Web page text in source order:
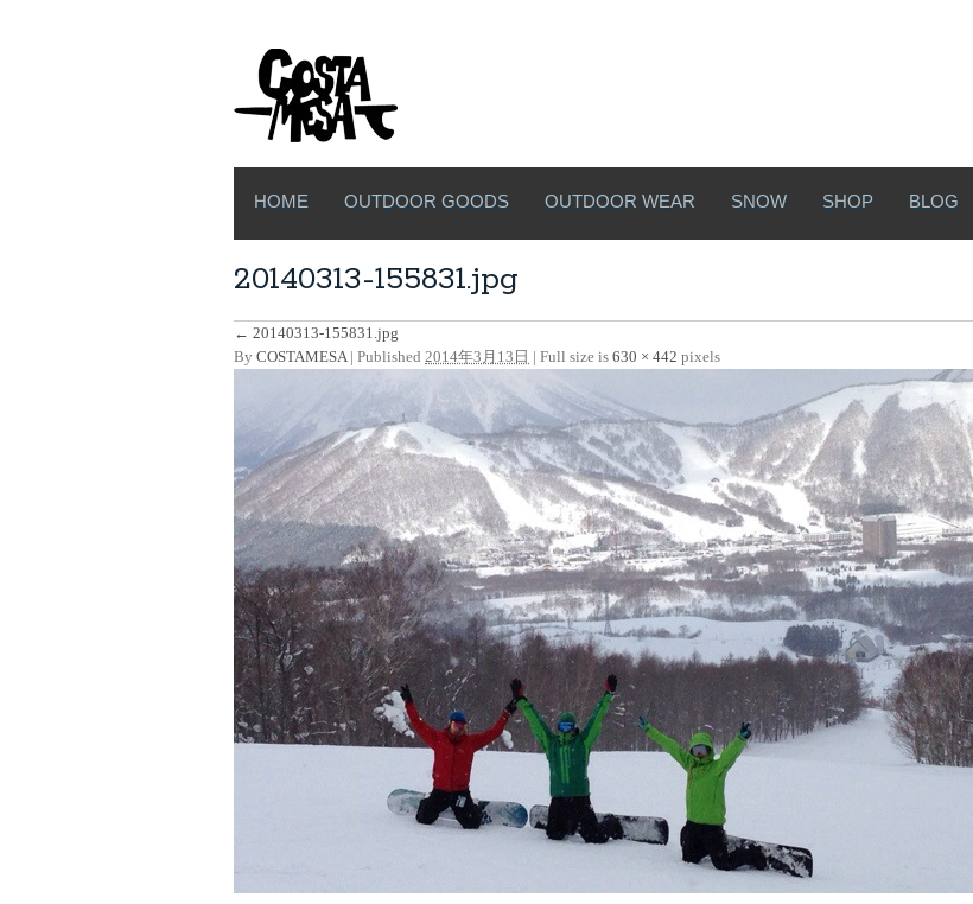
HOME OUTDOOR GOODS OUTDOOR WEAR SNOW SHOP BLOG
20140313-155831.jpg
← 20140313-155831.jpg
By COSTAMESA | Published 2014年3月13日 | Full size is 630 × 442 pixels